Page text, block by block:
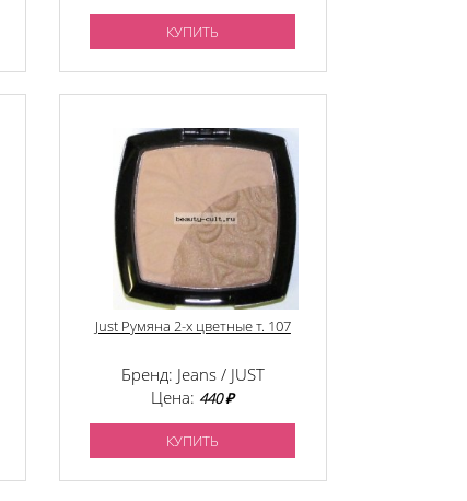
КУПИТЬ
Just Румяна 2-х цветные т. 107
Бренд: Jeans / JUST
Цена: 440 ₽
КУПИТЬ